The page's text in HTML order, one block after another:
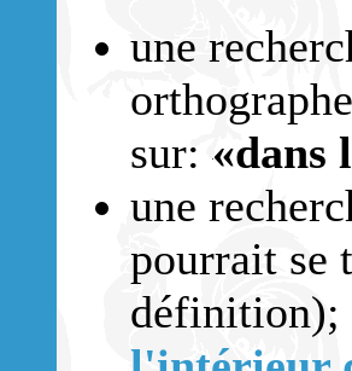
une
sur: «dans
une
pourrait se
définition);